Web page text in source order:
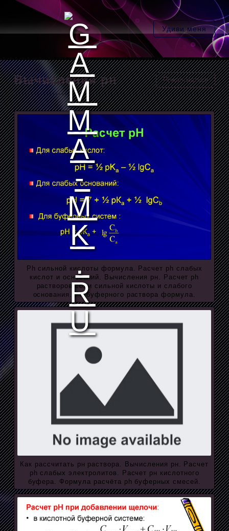
Удиви меня
Вычисления рн Пожаловаться
Ph сильной кислоты формула. Расчет ph слабых
кислот и оснований. Вычисления рн. Расчет ph
растворов соли сильной кислоты и слабого
основания. Ph буферного раствора формула.
Как рассчитать рн раствора. Вычисления рн. Расчет
ph слабых электролитов. Расчет рн кислотного
буфера. Формула расчёта ph буферных смесей.